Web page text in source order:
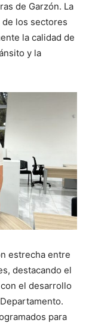
de Garzón. La
de los sectores
la calidad de
y la
estrecha entre
destacando el
el desarrollo
para